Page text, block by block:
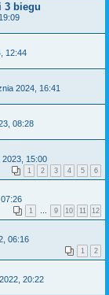
3 biegu
12:44
2024, 16:41
08:28
15:00
1 2 3 4 5 6
1 … 9 10 11 12
06:16
1 2
20:22